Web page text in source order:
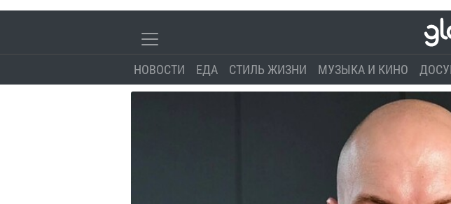
НОВОСТИ ЕДА СТИЛЬ ЖИЗНИ МУЗЫКА И КИНО